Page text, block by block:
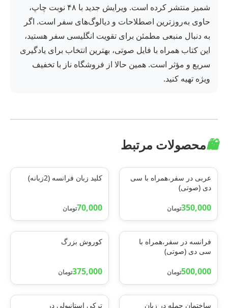
شمیز منتشر کرده است. ویرایش جدید با ۴۸ نوبت چاپ،
حاوی به‌روزترین اصطلاحات و دیالوگ‌های سفر است. اگر
به دنبال منبعی مطمئن برای تقویت انگلیسی سفر هستید،
این کتاب همراه با فایل صوتی، بهترین انتخاب برای یادگیری
سریع و مؤثر است. همین حالا از فروشگاه ناز با تخفیف
ویژه تهیه کنید.
🛍️محصولات مرتبط
عربی در سفر،همراه با سی
دی (صوتی)
350,000تومان
کلید زبان فرانسه (2زبانه)
70,000تومان
فرانسه در سفر،همراه با
سی دی (صوتی)
500,000تومان
کوروش بزرگ
375,000تومان
ساختمان جمله در زبان ترکی استانبولی در